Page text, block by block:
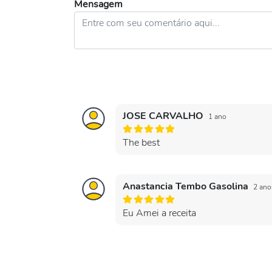
Mensagem
JOSE CARVALHO 1 ano
The best
Anastancia Tembo Gasolina 2
Eu Amei a receita